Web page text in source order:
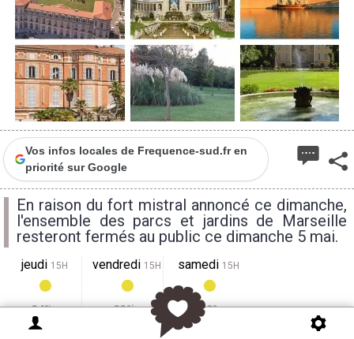
Vos infos locales de Frequence-sud.fr en
priorité sur Google
En raison du fort mistral annoncé ce dimanche,
l'ensemble des parcs et jardins de Marseille
resteront fermés au public ce dimanche 5 mai.
jeudi 15H
34°
vendredi 15H
33°
samedi 15H
29°